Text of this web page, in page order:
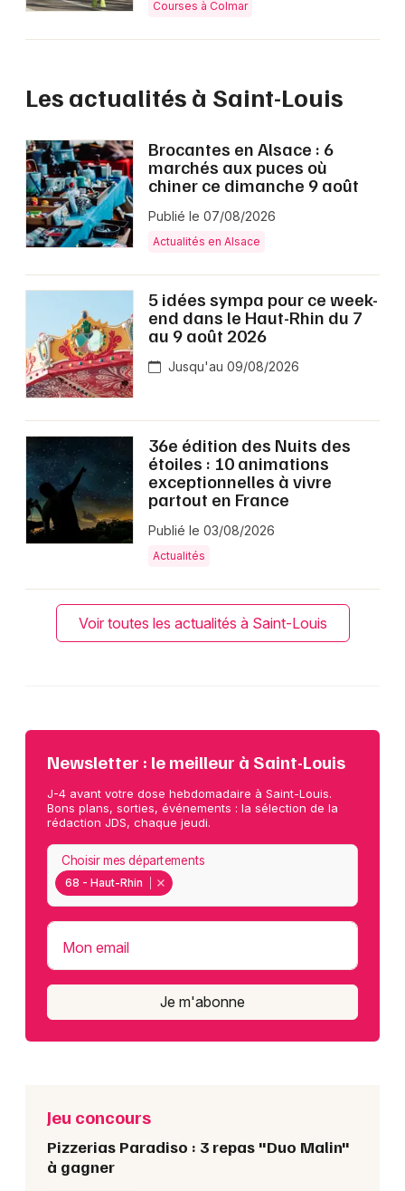
Courses à Colmar
Les actualités à Saint-Louis
Brocantes en Alsace : 6
marchés aux puces où
chiner ce dimanche 9 août
Publié le 07/08/2026
Actualités en Alsace
5 idées sympa pour ce week-
end dans le Haut-Rhin du 7
au 9 août 2026
Jusqu'au 09/08/2026
36e édition des Nuits des
étoiles : 10 animations
exceptionnelles à vivre
partout en France
Publié le 03/08/2026
Actualités
Voir toutes les actualités à Saint-Louis
Newsletter : le meilleur à Saint-Louis
J-4 avant votre dose hebdomadaire à Saint-Louis.
Bons plans, sorties, événements : la sélection de la
rédaction JDS, chaque jeudi.
68 - Haut-Rhin
Choisir mes départements
Mon email
Je m'abonne
Jeu concours
Pizzerias Paradiso : 3 repas "Duo Malin"
à gagner